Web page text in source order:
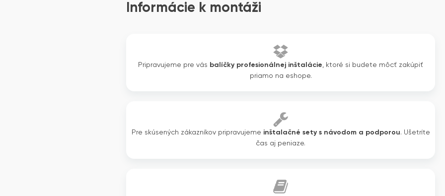
Informácie k montáži
Pripravujeme pre vás balíčky profesionálnej inštalácie , ktoré si budete môcť zakúpiť
priamo na eshope.
Pre skúsených zákazníkov pripravujeme inštalačné sety s návodom a podporou. Ušetríte
čas aj peniaze.